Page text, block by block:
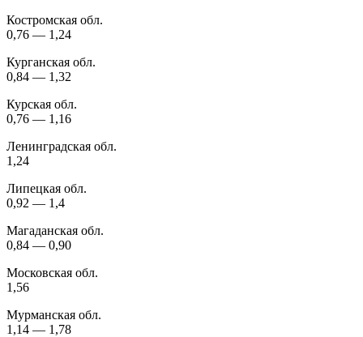
Костромская обл.
0,76 — 1,24
Курганская обл.
0,84 — 1,32
Курская обл.
0,76 — 1,16
Ленинградская обл.
1,24
Липецкая обл.
0,92 — 1,4
Магаданская обл.
0,84 — 0,90
Московская обл.
1,56
Мурманская обл.
1,14 — 1,78